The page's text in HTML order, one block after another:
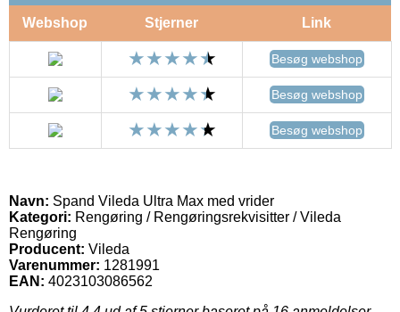
Webshop Stjerner Link
Besøg webshop
Besøg webshop
Besøg webshop
Navn: Spand Vileda Ultra Max med vrider
Kategori: Rengøring / Rengøringsrekvisitter / Vileda
Rengøring
Producent: Vileda
Varenummer: 1281991
EAN: 4023103086562